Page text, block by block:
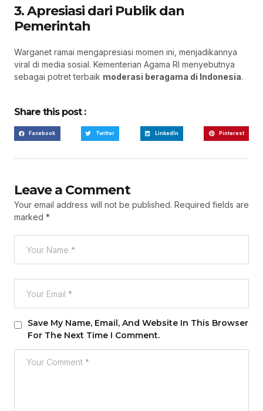
3. Apresiasi dari Publik dan
Pemerintah
Warganet ramai mengapresiasi momen ini, menjadikannya
viral di media sosial. Kementerian Agama RI menyebutnya
sebagai potret terbaik moderasi beragama di Indonesia.
Share this post :
Facebook Twitter LinkedIn Pinterest
Leave a Comment
Your email address will not be published. Required fields are
marked *
Save My Name, Email, And Website In This Browser
For The Next Time I Comment.